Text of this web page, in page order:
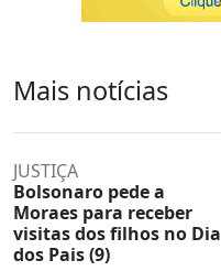
Mais notícias
JUSTIÇA
Bolsonaro pede a
Moraes para receber
visitas dos filhos no Dia
dos Pais (9)